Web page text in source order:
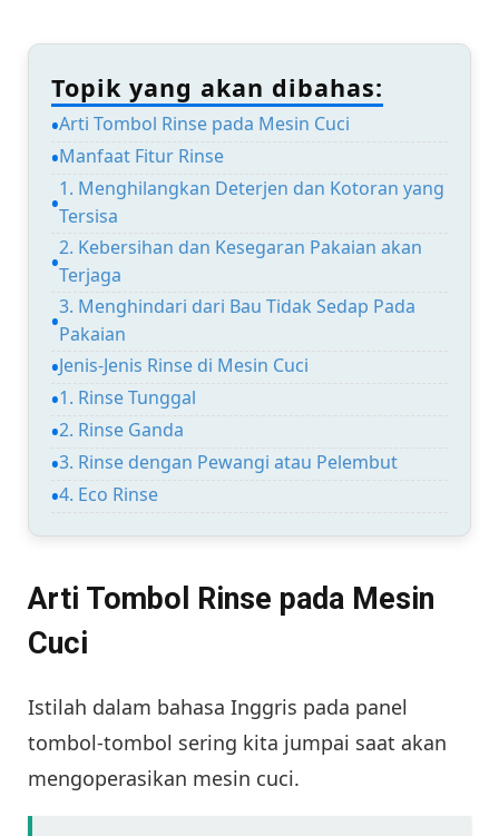
Topik yang akan dibahas:
Arti Tombol Rinse pada Mesin Cuci
Manfaat Fitur Rinse
1. Menghilangkan Deterjen dan Kotoran yang
Tersisa
2. Kebersihan dan Kesegaran Pakaian akan
Terjaga
3. Menghindari dari Bau Tidak Sedap Pada
Pakaian
Jenis-Jenis Rinse di Mesin Cuci
1. Rinse Tunggal
2. Rinse Ganda
3. Rinse dengan Pewangi atau Pelembut
4. Eco Rinse
Arti Tombol Rinse pada Mesin
Cuci
Istilah dalam bahasa Inggris pada panel
tombol-tombol sering kita jumpai saat akan
mengoperasikan mesin cuci.